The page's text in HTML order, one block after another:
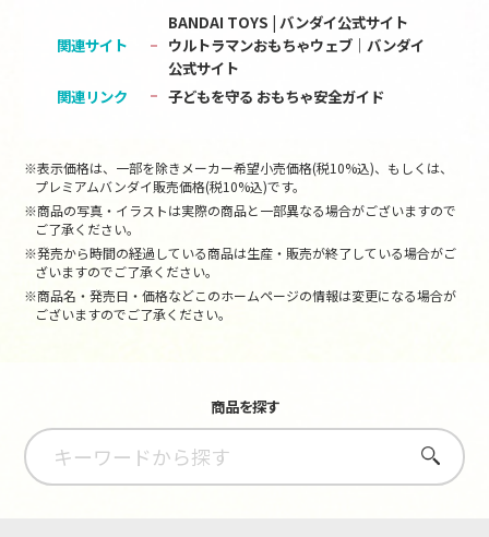
関連サイト
BANDAI TOYS | バンダイ公式サイト
ウルトラマンおもちゃウェブ｜バンダイ
公式サイト
関連リンク
子どもを守る おもちゃ安全ガイド
※表示価格は、一部を除きメーカー希望小売価格(税10%込)、もしくは、
プレミアムバンダイ販売価格(税10%込)です。
※商品の写真・イラストは実際の商品と一部異なる場合がございますので
ご了承ください。
※発売から時間の経過している商品は生産・販売が終了している場合がご
ざいますのでご了承ください。
※商品名・発売日・価格などこのホームページの情報は変更になる場合が
ございますのでご了承ください。
商品を探す
さがす